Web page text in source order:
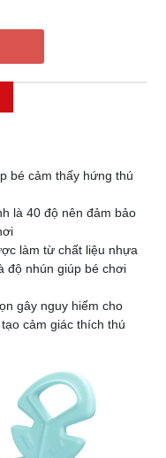
bé cảm thấy hứng thú
là 40 độ nên đảm bảo
làm từ chất liệu nhựa
độ nhún giúp bé chơi
gây nguy hiểm cho
cảm giác thích thú